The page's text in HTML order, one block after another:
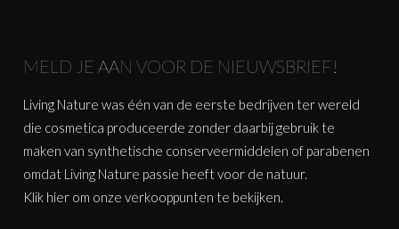
MELD JE AAN VOOR DE NIEUWSBRIEF!
Living Nature was één van de eerste bedrijven ter wereld
die cosmetica produceerde zonder daarbij gebruik te
maken van synthetische conserveermiddelen of parabenen
omdat Living Nature passie heeft voor de natuur.
Klik hier om onze verkooppunten te bekijken.